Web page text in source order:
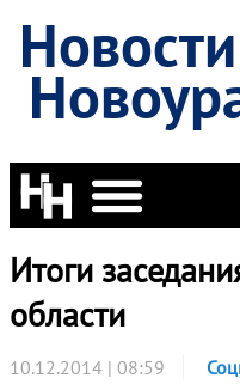
Новости
Итоги
области
10.12.2014 | 08:59